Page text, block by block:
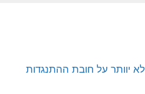
יוותר על חובת ההתנגדות